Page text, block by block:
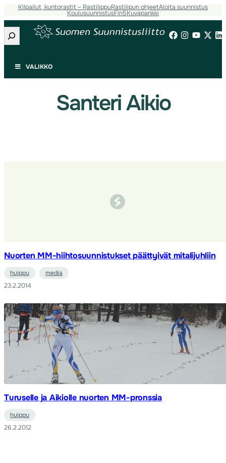
Siirry
sisältöön
Kilpailut, kuntorastit – RastilippuRastilipun ohjeetAloita suunnistus
KoulusuunnistusFin5Kuvapankki
Etsi
VALIKKO
Santeri Aikio
Nuorten MM-hiihtosuunnistukset päättyivät mitalijuhliin
huippu
media
23.2.2014
Turuselle ja Aikiolle nuorten MM-pronssia
huippu
26.2.2012